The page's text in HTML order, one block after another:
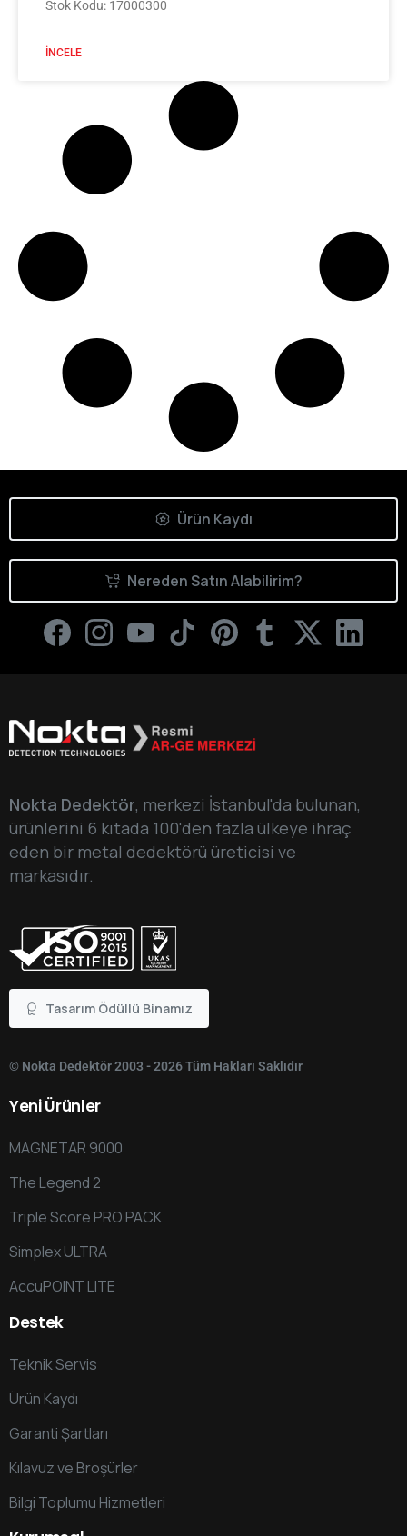
Stok Kodu: 17000300
İNCELE
Ürün Kaydı
Nereden Satın Alabilirim?
Nokta Dedektör, merkezi İstanbul'da bulunan,
ürünlerini 6 kıtada 100'den fazla ülkeye ihraç
eden bir metal dedektörü üreticisi ve
markasıdır.
Tasarım Ödüllü Binamız
© Nokta Dedektör 2003 - 2026 Tüm Hakları Saklıdır
YeniÜrünler
MAGNETAR 9000
The Legend 2
Triple Score PRO PACK
Simplex ULTRA
AccuPOINT LITE
Destek
Teknik Servis
Ürün Kaydı
Garanti Şartları
Kılavuz ve Broşürler
Bilgi Toplumu Hizmetleri